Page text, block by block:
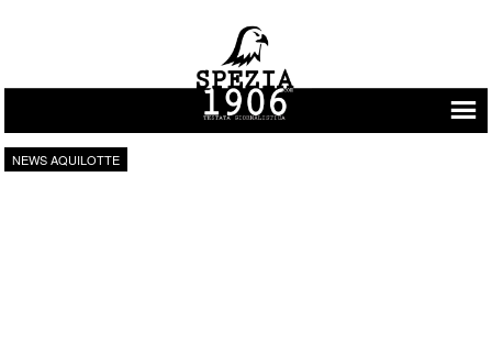
Vai al contenuto
NEWS AQUILOTTE